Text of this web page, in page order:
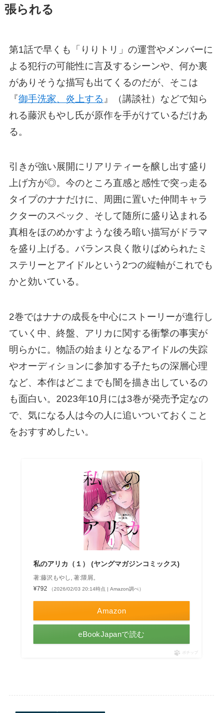
張られる
第1話で早くも「りりトリ」の運営やメンバーに
よる犯行の可能性に言及するシーンや、何か裏
がありそうな描写も出てくるのだが、そこは
『御手洗家、炎上する 』（講談社）などで知ら
れる藤沢もやし氏が原作を手がけているだけあ
る。
引きが強い展開にリアリティーを醸し出す盛り
上げ方が◎。今のところ直感と感性で突っ走る
タイプのナナだけに、周囲に置いた仲間キャラ
クターのスペック、そして随所に盛り込まれる
真相をほのめかすような後ろ暗い描写がドラマ
を盛り上げる。バランス良く散りばめられたミ
ステリーとアイドルという2つの縦軸がこれでも
かと効いている。
2巻ではナナの成長を中心にストーリーが進行し
ていく中、終盤、アリカに関する衝撃の事実が
明らかに。物語の始まりとなるアイドルの失踪
やオーディションに参加する子たちの深層心理
など、本作はどこまでも闇を描き出しているの
も面白い。2023年10月には3巻が発売予定なの
で、気になる人は今の人に追いついておくこと
をおすすめしたい。
私のアリカ（１） (ヤングマガジンコミックス)
著:藤沢もやし, 著:隈屑。
¥792
（2026/02/03 20:14時点 | Amazon調べ）
Amazon
eBookJapanで読む
ポチップ